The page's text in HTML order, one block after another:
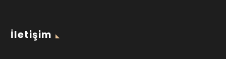
İletişim